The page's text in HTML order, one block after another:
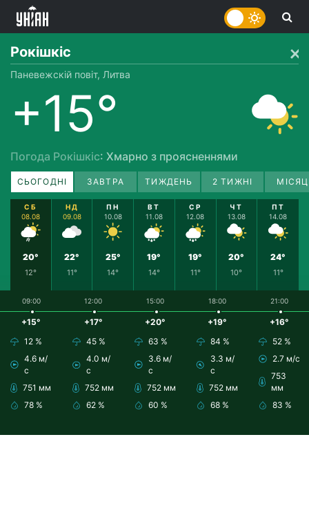
Рокішкіс
Паневежскій повіт, Литва
+15°
Погода Рокішкіс: Хмарно з проясненнями
СЬОГОДНІ ЗАВТРА ТИЖДЕНЬ 2 ТИЖНІ
СБ
08.08
20°
12°
НД
09.08
22°
11°
ПН
10.08
25°
14°
ВТ
11.08
19°
14°
СР
12.08
19°
11°
ЧТ
13.08
20°
10°
ПТ
14.08
24°
11°
09:00
+15°
12 %
4.6 м/
с
751 мм
78 %
12:00
+17°
45 %
4.0 м/
с
752 мм
62 %
15:00
+20°
63 %
3.6 м/
с
752 мм
60 %
18:00
+19°
84 %
3.3 м/
с
752 мм
68 %
21:00
+16°
52 %
2.7 м/с
753
мм
83 %